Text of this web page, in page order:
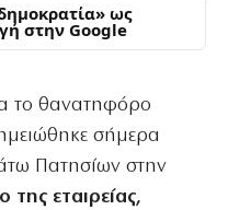
ως
στην Google
το θανατηφόρο
σήμερα
Πατησίων στην
της εταιρείας,